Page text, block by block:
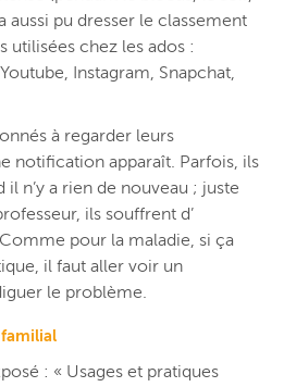
aussi pu dresser le classement
utilisées chez les ados :
Instagram, Snapchat,
à regarder leurs
notification apparaît. Parfois, ils
n’y a rien de nouveau ; juste
ils souffrent d’
pour la maladie, si ça
il faut aller voir un
le problème.
: « Usages et pratiques